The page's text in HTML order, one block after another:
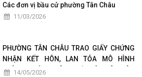
Các đơn vị bầu cử phường Tân Châu
11/03/2026
PHƯỜNG TÂN CHÂU TRAO GIẤY CHỨNG
NHẬN KẾT HÔN, LAN TỎA MÔ HÌNH
CHÍNH QUYỀN THÂN THIỆN VÌ NHÂN DÂN
14/05/2026